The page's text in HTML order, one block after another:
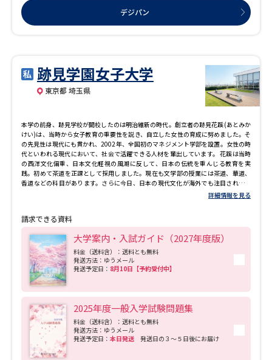
デジパン
跡見学園女子大学
東京都 埼玉県
本学の前身、跡見学校が開校したのは明治維新の時代。創立者の跡見花蹊(あとみか
けい)は、当時から女子教育の重要性を説き、自立した女性の育成に努めました。そ
の先見性は現代にも貫かれ、2002年、全国初のマネジメント学部を設置。女性の時
代といわれる現代において、社会で活躍できる人材を輩出しています。 花蹊は当時
の西洋文化偏重、日本文化軽視の風潮に反して、日本の伝統を重んじる教育を実
践。初めて茶道を正課として採用しました。現在も文学部の授業には茶道、華道、
香道などの科目があります。さらに今日、日本の現代文化が海外でも注目されてい
ることから、2010年には現代文化表現学科を設置し、日本の現代カルチャーを学問
理学部 臨床心理学科が開設され、現在は4学部5学科体制になりました。 このよう
に時代を超えて受け継がれる伝統を背景に、「実践力をそなえた教養人」「品性あ
る社会人」「自律し自立した女性」を育成しています。
詳細情報を見る
請求できる資料
大学案内・入試ガイド（2027年度版）
料金（送料含）：送料とも無料
発送方法：ゆうメール
発送予定日： 8月10日【予約受付中】
2025年度一般入学試験問題集
料金（送料含）：送料とも無料
発送方法：ゆうメール
発送予定日： 本日発送 発送日の３～５日後にお届け